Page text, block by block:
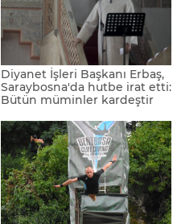
Diyanet İşleri Başkanı Erbaş,
Saraybosna'da hutbe irat etti:
Bütün müminler kardeştir